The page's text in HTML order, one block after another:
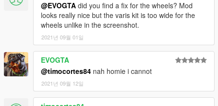
@EVOGTA did you find a fix for the wheels? Mod
looks really nice but the varis kit is too wide for the
wheels unlike in the screenshot.
2021년 09월 01일
EVOGTA
@timocortes84 nah homie i cannot
2021년 09월 12일